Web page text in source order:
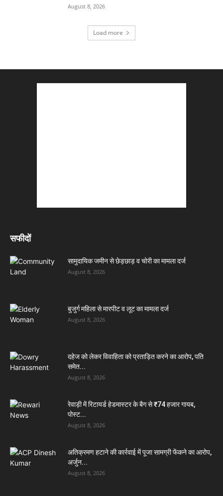
August 8, 2026
Load more
सफीदों
सामुदायिक जमीन से छेड़छाड़ व चोरी का मामला दर्ज
August 8, 2026
बुजुर्ग महिला से मारपीट व लूट का मामला दर्ज
August 8, 2026
दहेज को लेकर विवाहिता को प्रताड़ित करने का आरोप, पति
समेत...
August 8, 2026
रेवाड़ी में रिटायर्ड हेडमास्टर के बैग से ₹74 हजार गायब,
पोस्ट...
August 8, 2026
अतिक्रमण हटाने की कार्रवाई में पूजा सामग्री फेंकने का आरोप,
अर्जुन...
August 8, 2026